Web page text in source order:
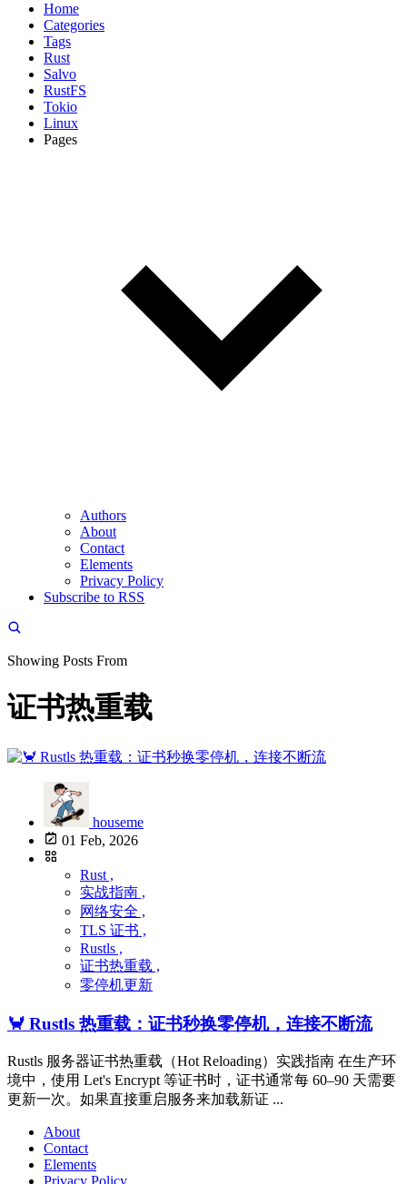
Home
Categories
Tags
Rust
Salvo
RustFS
Tokio
Linux
Pages
Authors
About
Contact
Elements
Privacy Policy
Subscribe to RSS
Showing Posts From
证书热重载
houseme
01 Feb, 2026
Rust ,
实战指南 ,
网络安全 ,
TLS 证书 ,
Rustls ,
证书热重载 ,
零停机更新
🦀 Rustls 热重载：证书秒换零停机，连接不断流
Rustls 服务器证书热重载（Hot Reloading）实践指南 在生产环
境中，使用 Let's Encrypt 等证书时，证书通常每 60–90 天需要
更新一次。如果直接重启服务来加载新证 ...
About
Contact
Elements